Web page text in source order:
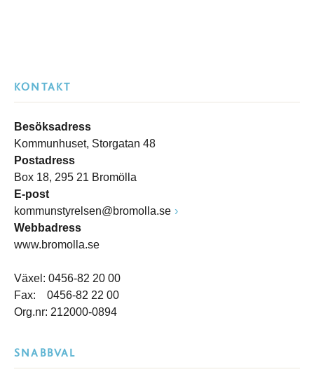
KONTAKT
Besöksadress
Kommunhuset, Storgatan 48
Postadress
Box 18, 295 21 Bromölla
E-post
kommunstyrelsen@bromolla.se
Webbadress
www.bromolla.se
Växel: 0456-82 20 00
Fax: 0456-82 22 00
Org.nr: 212000-0894
SNABBVAL